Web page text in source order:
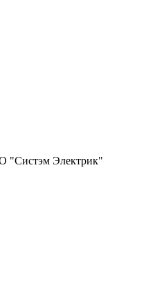
"Систэм Электрик"